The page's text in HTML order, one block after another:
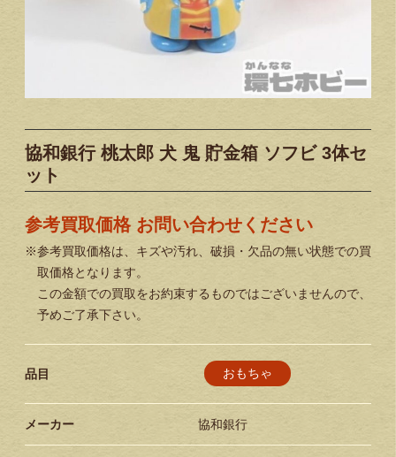
協和銀行 桃太郎 犬 鬼 貯金箱 ソフビ 3体セ
ット
参考買取価格 お問い合わせください
※参考買取価格は、キズや汚れ、破損・欠品の無い状態での買
取価格となります。
この金額での買取をお約束するものではございませんので、
予めご了承下さい。
品目 おもちゃ
メーカー 協和銀行